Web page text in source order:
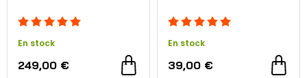
En stock
249,00 €
En stock
39,00 €